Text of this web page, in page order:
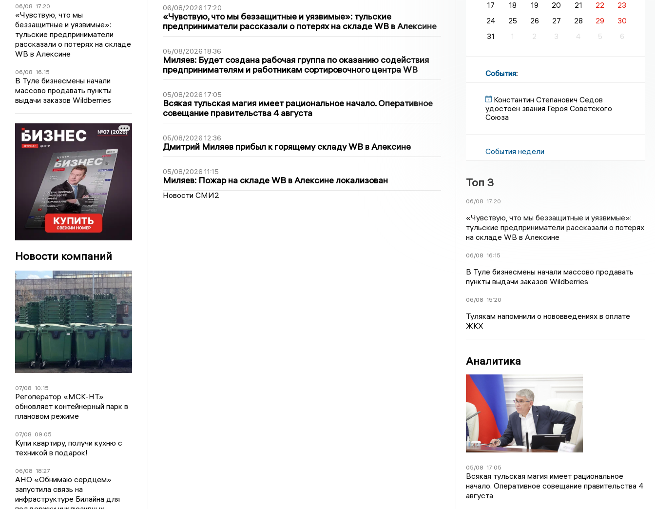
06/08 17:20
«Чувствую, что мы
беззащитные и уязвимые»:
тульские предприниматели
рассказали о потерях на складе
WB в Алексине
06/08 16:15
В Туле бизнесмены начали
массово продавать пункты
выдачи заказов Wildberries
Новости компаний
07/08 10:15
Регоператор «МСК-НТ»
обновляет контейнерный парк в
плановом режиме
07/08 09:05
Купи квартиру, получи кухню с
техникой в подарок!
06/08 18:27
АНО «Обнимаю сердцем»
запустила связь на
инфраструктуре Билайна для
06/08/2026 17:20
«Чувствую, что мы беззащитные и уязвимые»: тульские
предприниматели рассказали о потерях на складе WB в Алексине
05/08/2026 18:36
Миляев: Будет создана рабочая группа по оказанию содействия
предпринимателям и работникам сортировочного центра WB
05/08/2026 17:05
Всякая тульская магия имеет рациональное начало. Оперативное
совещание правительства 4 августа
05/08/2026 12:36
Дмитрий Миляев прибыл к горящему складу WB в Алексине
05/08/2026 11:15
Миляев: Пожар на складе WB в Алексине локализован
Новости СМИ2
17
18 19 20 21 22
23
24
25 26 27 28 29
30
31
1 2 3 4 5 6
События:
Константин Степанович Седов
удостоен звания Героя Советского
Союза
События недели
Топ 3
06/08 17:20
«Чувствую, что мы беззащитные и уязвимые»:
тульские предприниматели рассказали о потерях
на складе WB в Алексине
06/08 16:15
В Туле бизнесмены начали массово продавать
пункты выдачи заказов Wildberries
06/08 15:20
Тулякам напомнили о нововведениях в оплате
ЖКХ
Аналитика
05/08 17:05
Всякая тульская магия имеет рациональное
начало. Оперативное совещание правительства 4
августа